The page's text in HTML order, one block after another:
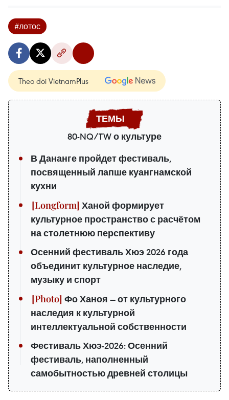
#лотос
Theo dõi VietnamPlus
80-NQ/TW о культуре
В Дананге пройдет фестиваль,
посвященный лапше куангнамской
кухни
Ханой формирует
культурное пространство с расчётом
на столетнюю перспективу
Осенний фестиваль Хюэ 2026 года
объединит культурное наследие,
музыку и спорт
Фо Ханоя — от культурного
наследия к культурной
интеллектуальной собственности
Фестиваль Хюэ-2026: Осенний
фестиваль, наполненный
самобытностью древней столицы